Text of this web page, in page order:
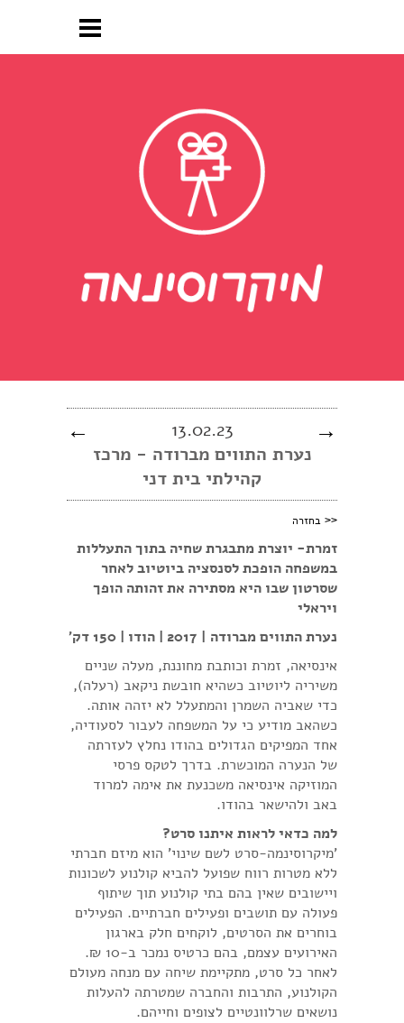
13.02.23
נערת התווים מברודה - מרכז
קהילתי בית דני
← →
<< בחזרה
זמרת- יוצרת מתבגרת שחיה בתוך התעללות
במשפחה הופכת לסנסציה ביוטיוב לאחר
שסרטון שבו היא מסתירה את זהותה הופך
ויראלי
נערת התווים מברודה | 2017 | הודו | 150 דק'
אינסיאה, זמרת וכותבת מחוננת, מעלה שניים
משיריה ליוטיוב כשהיא חובשת ניקאב (רעלה),
כדי שאביה השמרן והמתעלל לא יזהה אותה.
כשהאב מודיע כי על המשפחה לעבור לסעודיה,
אחד המפיקים הגדולים בהודו נחלץ לעזרתה
של הנערה המוכשרת. בדרך לטקס פרסי
המוזיקה אינסיאה משכנעת את אימה למרוד
באב ולהישאר בהודו.
למה כדאי לראות איתנו סרט?
'מיקרוסינמה-סרט לשם שינוי' הוא מיזם חברתי
ללא מטרות רווח שפועל להביא קולנוע לשכונות
ויישובים שאין בהם בתי קולנוע תוך שיתוף
פעולה עם תושבים ופעילים חברתיים. הפעילים
בוחרים את הסרטים, לוקחים חלק בארגון
האירועים עצמם, בהם כרטיס נמכר ב-10 ₪.
לאחר כל סרט, מתקיימת שיחה עם מנחה מעולם
הקולנוע, התרבות והחברה שמטרתה להעלות
נושאים שרלוונטיים לצופים וחייהם.